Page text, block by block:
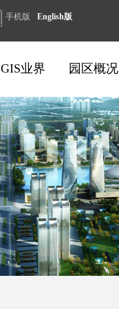
手机版 English版
GIS业界 园区概况